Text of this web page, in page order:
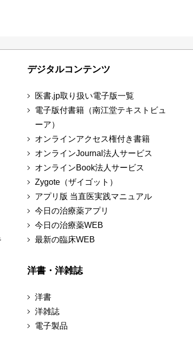
デジタルコンテンツ
医書.jp取り扱い電子版一覧
電子版付書籍（南江堂テキストビュ
ーア）
オンラインアクセス権付き書籍
オンラインJournal法人サービス
オンラインBook法人サービス
Zygote（ザイゴット）
アプリ版 当直医実践マニュアル
今日の治療薬アプリ
今日の治療薬WEB
最新の臨床WEB
洋書・洋雑誌
洋書
洋雑誌
電子製品